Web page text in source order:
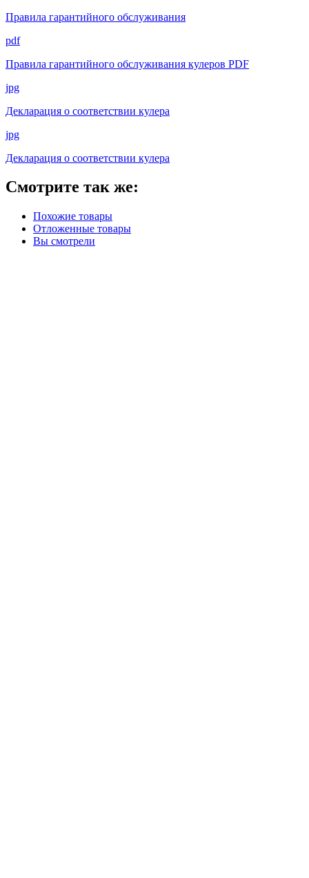
Правила гарантийного обслуживания
pdf
Правила гарантийного обслуживания кулеров PDF
jpg
Декларация о соответствии кулера
jpg
Декларация о соответствии кулера
Смотрите так же:
Похожие товары
Отложенные товары
Вы смотрели